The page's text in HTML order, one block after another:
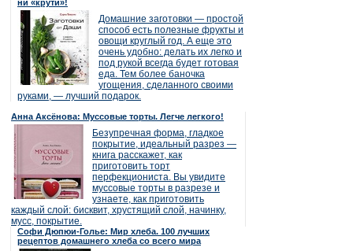
ни «крути»!
Домашние заготовки — простой
способ есть полезные фрукты и
овощи круглый год. А еще это
очень удобно: делать их легко и
под рукой всегда будет готовая
еда. Тем более баночка
угощения, сделанного своими
руками, — лучший подарок.
Анна Аксёнова: Муссовые торты. Легче легкого!
Безупречная форма, гладкое
покрытие, идеальный разрез —
книга расскажет, как
приготовить торт
перфекциониста. Вы увидите
муссовые торты в разрезе и
узнаете, как приготовить
каждый слой: бисквит, хрустящий слой, начинку,
мусс, покрытие.
Софи Дюпюи-Голье: Мир хлеба. 100 лучших
рецептов домашнего хлеба со всего мира